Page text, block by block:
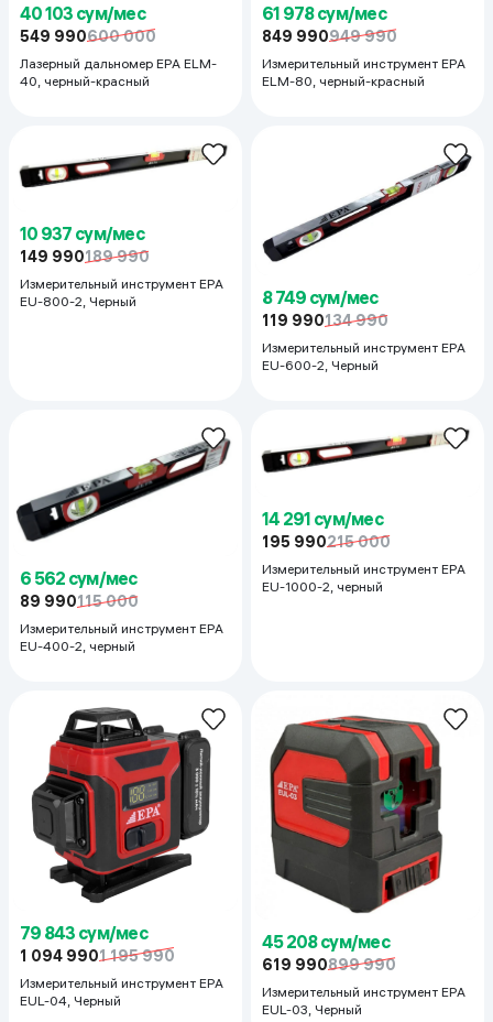
40 103 сум/мес
549 990600 000
Лазерный дальномер EPA ELM-
40, черный-красный
61 978 сум/мес
849 990949 990
Измерительный инструмент EPA
ELM-80, черный-красный
10 937 сум/мес
149 990189 990
Измерительный инструмент EPA
EU-800-2, Черный
8 749 сум/мес
119 990134 990
Измерительный инструмент EPA
EU-600-2, Черный
6 562 сум/мес
89 990115 000
Измерительный инструмент EPA
EU-400-2, черный
14 291 сум/мес
195 990215 000
Измерительный инструмент EPA
EU-1000-2, черный
79 843 сум/мес
1 094 9901 195 990
Измерительный инструмент EPA
EUL-04, Черный
45 208 сум/мес
619 990899 990
Измерительный инструмент EPA
EUL-03, Черный